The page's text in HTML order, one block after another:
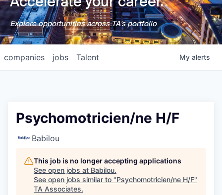
Explore opportunities across TA's portfolio
jobs
companies Talent My alerts
Psychomotricien/ne H/F
Babilou
This job is no longer accepting applications
See open jobs at Babilou.
See open jobs similar to "Psychomotricien/ne H/F"
TA Associates.